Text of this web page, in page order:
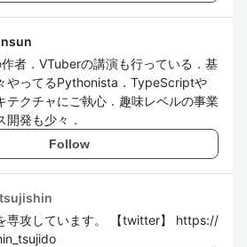
者．VTuberの講演も行っている．基
やってるPythonista．TypeScriptや
テクチャにご執心．趣味レベルの事業
開発も少々．
Follow
tsujishin
専攻しています。 【twitter】 https://